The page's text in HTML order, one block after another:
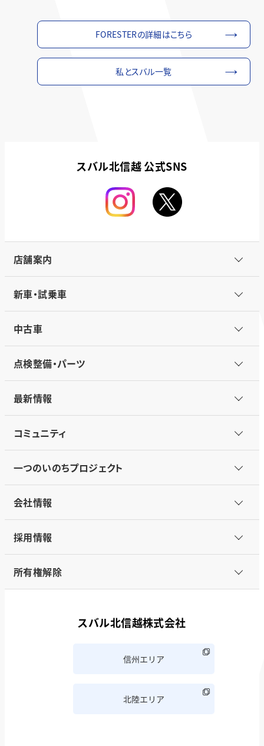
FORESTERの詳細はこちら
私とスバル一覧
スバル北信越 公式SNS
店舗案内
新車・試乗車
中古車
点検整備・パーツ
最新情報
コミュニティ
一つのいのちプロジェクト
会社情報
採用情報
所有権解除
スバル北信越株式会社
信州エリア
北陸エリア